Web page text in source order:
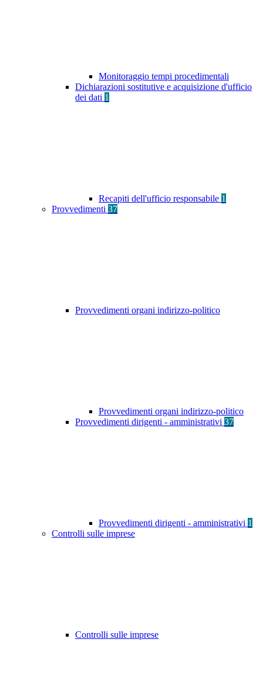
Monitoraggio tempi procedimentali
Dichiarazioni sostitutive e acquisizione d'ufficio
dei dati 1
Recapiti dell'ufficio responsabile 1
Provvedimenti 37
Provvedimenti organi indirizzo-politico
Provvedimenti organi indirizzo-politico
Provvedimenti dirigenti - amministrativi 37
Provvedimenti dirigenti - amministrativi 1
Controlli sulle imprese
Controlli sulle imprese